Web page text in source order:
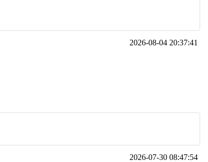
2026-08-04 20:37:41
2026-07-30 08:47:54